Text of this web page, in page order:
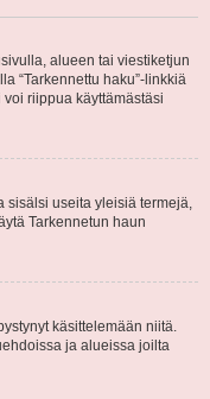
alueen tai viestiketjun
“Tarkennettu haku”-linkkiä
riippua käyttämästäsi
sisälsi useita yleisiä termejä,
Tarkennetun haun
käsittelemään niitä.
ja alueissa joilta